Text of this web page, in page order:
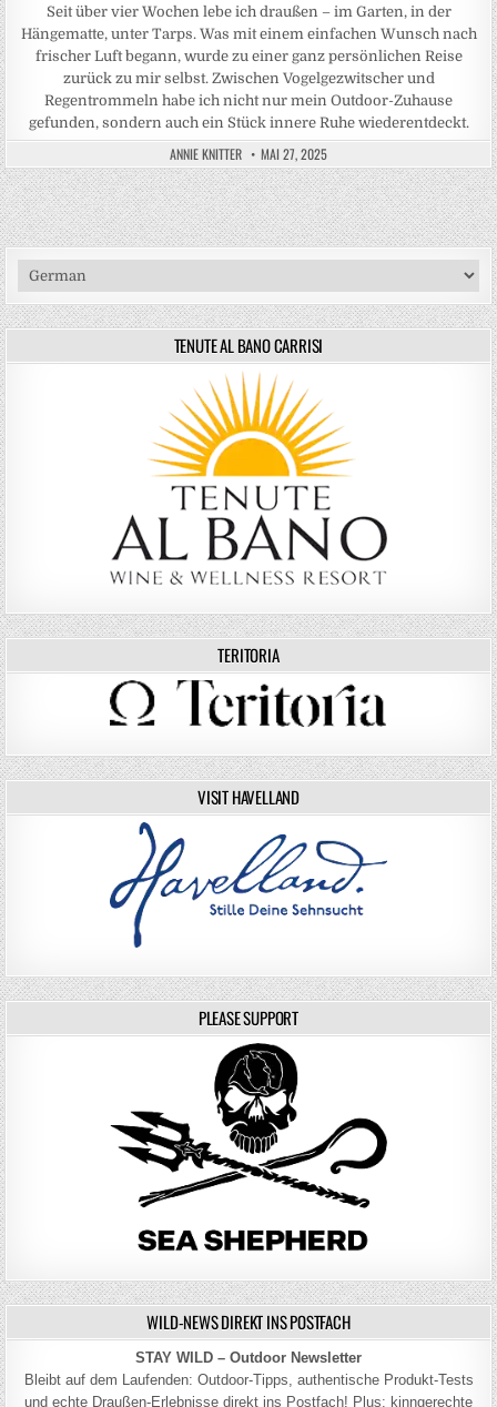
Seit über vier Wochen lebe ich draußen – im Garten, in der
Hängematte, unter Tarps. Was mit einem einfachen Wunsch nach
frischer Luft begann, wurde zu einer ganz persönlichen Reise
zurück zu mir selbst. Zwischen Vogelgezwitscher und
Regentrommeln habe ich nicht nur mein Outdoor-Zuhause
gefunden, sondern auch ein Stück innere Ruhe wiederentdeckt.
ANNIE KNITTER MAI 27, 2025
TENUTE AL BANO CARRISI
TERITORIA
VISIT HAVELLAND
PLEASE SUPPORT
WILD-NEWS DIREKT INS POSTFACH
STAY WILD – Outdoor Newsletter
Bleibt auf dem Laufenden: Outdoor-Tipps, authentische Produkt-Tests
und echte Draußen-Erlebnisse direkt ins Postfach! Plus: kinngerechte